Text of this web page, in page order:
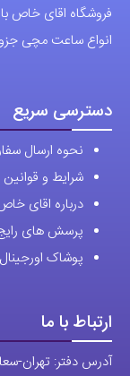
انواع ساعت مچی
دسترسی سریع
نحوه ارسال
شرایط و قوانین
درباره اقای
پرسش های
پوشاک
ارتباط با ما
آدرس دفتر: تهران-